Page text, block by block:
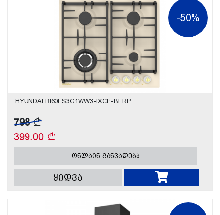
-50%
HYUNDAI BI60FS3G1WW3-IXCP-BERP
798
399.00
ონლაინ განვადება
ყიდვა